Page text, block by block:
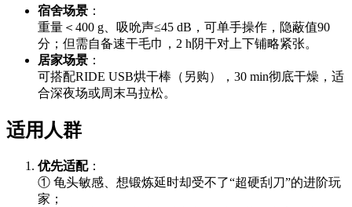
宿舍场景 ：
重量＜400 g、吸吮声≤45 dB，可单手操作，隐蔽值90
分；但需自备速干毛巾，2 h阴干对上下铺略紧张。
居家场景 ：
可搭配RIDE USB烘干棒（另购），30 min彻底干燥，适
合深夜场或周末马拉松。
适用人群
优先适配：
① 龟头敏感、想锻炼延时却受不了“超硬刮刀”的进阶玩
家；